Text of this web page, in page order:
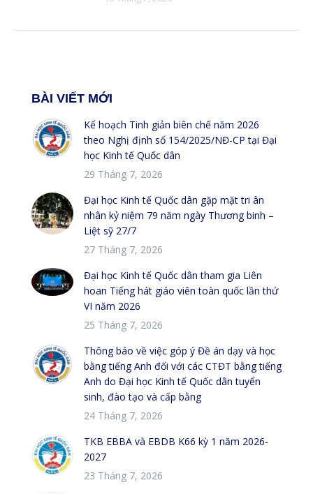
BÀI VIẾT MỚI
Kế hoạch Tinh giản biên chế năm 2026
theo Nghị định số 154/2025/NĐ-CP tại Đại
học Kinh tế Quốc dân
29 Tháng 7, 2026
Đại học Kinh tế Quốc dân gặp mặt tri ân
nhân kỷ niệm 79 năm ngày Thương binh –
Liệt sỹ 27/7
27 Tháng 7, 2026
Đại học Kinh tế Quốc dân tham gia Liên
hoan Tiếng hát giáo viên toàn quốc lần thứ
VI năm 2026
25 Tháng 7, 2026
Thông báo về việc góp ý Đề án dạy và học
bằng tiếng Anh đối với các CTĐT bằng tiếng
Anh do Đại học Kinh tế Quốc dân tuyển
sinh, đào tạo và cấp bằng
24 Tháng 7, 2026
TKB EBBA và EBDB K66 kỳ 1 năm 2026-
2027
23 Tháng 7, 2026